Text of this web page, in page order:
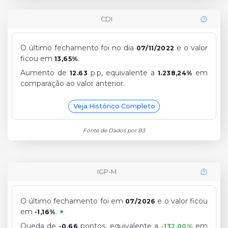
CDI
O último fechamento foi no dia 07/11/2022 e o valor
ficou em 13,65%.
Aumento de 12.63 p.p, equivalente a 1.238,24% em
comparação ao valor anterior.
Veja Histórico Completo
Fonte de Dados por B3
IGP-M
O último fechamento foi em 07/2026 e o valor ficou
em -1,16%.
Queda de -0,66 pontos, equivalente a -132,00% em